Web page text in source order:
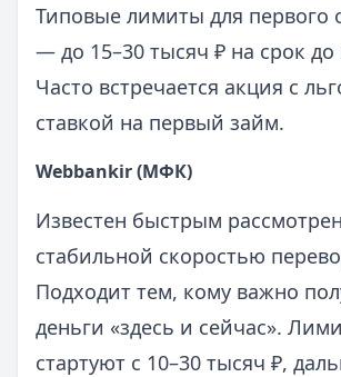
Типовые лимиты для первого
— до 15–30 тысяч ₽ на срок до
Часто встречается акция с
ставкой на первый займ.
Webbankir (МФК)
Известен быстрым
стабильной скоростью
Подходит тем, кому важно
деньги «здесь и сейчас».
стартуют с 10–30 тысяч ₽,